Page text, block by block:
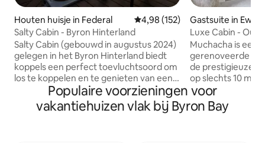
Houten huisje in Federal Gemiddelde beoordeling van
4,98 (152)
Salty Cabin - Byron Hinterland
Salty Cabin (gebouwd in augustus 2024)
gelegen in het Byron Hinterland biedt
koppels een perfect toevluchtsoord om
los te koppelen en te genieten van een
serene, rustige ontsnapping in het
achterland van Byron Bay. Gunstig
gelegen in de buurt van de stranden van
Gastsuite in
Luxe Cabin -
Muchacha is een
gerenoveerde
de prestigieuze
op slechts 10
centrum van Byron Bay.
op zichzelf
voor liefhebbers
Populaire voorzieningen voor
vakantiehuizen vlak bij Byron Bay